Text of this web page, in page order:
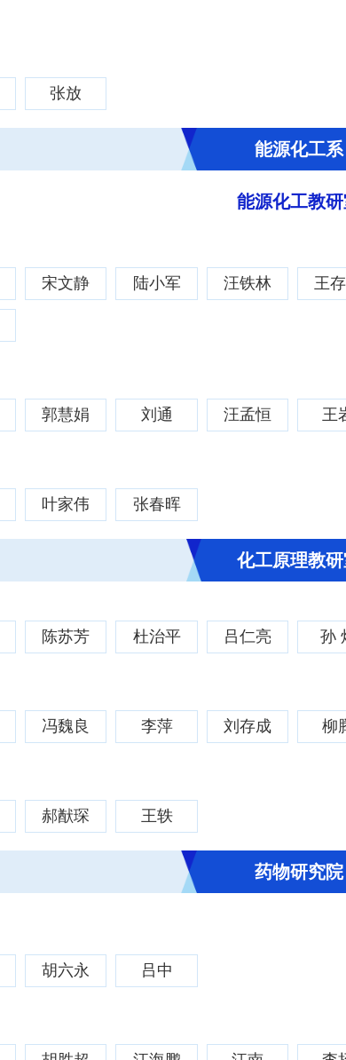
张放
能源化工系
能源化工教
宋文静 陆小军 汪铁林 王
郭慧娟 刘通 汪孟恒 王
叶家伟 张春晖
化工原理教
陈苏芳 杜治平 吕仁亮 孙
冯魏良 李萍 刘存成 柳
郝猷琛 王轶
药物研究院
胡六永 吕中